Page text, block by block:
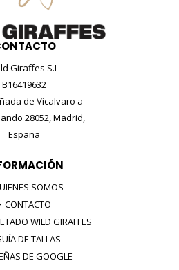
Giraffes S.L
B16419632
de Vicalvaro a
28052, Madrid,
España
SOMOS
CONTACTO
WILD GIRAFFES
DE TALLAS
DE GOOGLE